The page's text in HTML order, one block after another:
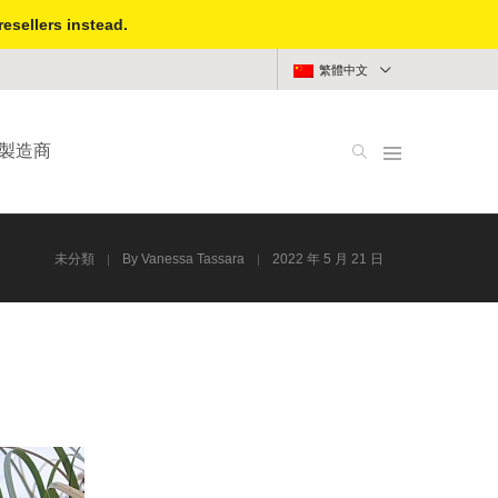
instead.
繁體中文
造商
未分類 By Vanessa Tassara 2022 年 5 月 21 日